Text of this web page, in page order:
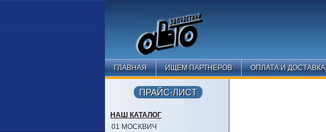
ГЛАВНАЯ ИЩЕМ ПАРТНЕРОВ ОПЛАТА И ДОСТАВКА
ПРАЙС-ЛИСТ
НАШ КАТАЛОГ
01 МОСКВИЧ